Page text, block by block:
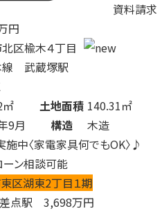
資料請求
円
区楡木４丁目
線 武蔵塚駅
㎡ 土地面積 140.31㎡
9月 構造
木造
施中〈家電家具何でもOK〉♪
ン相談可能
区湖東2丁目１期
点駅
3,698万円